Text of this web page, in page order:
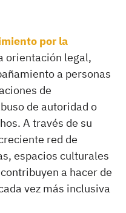
por la
orientación legal,
a personas
de
de autoridad o
A través de su
red de
espacios culturales
a hacer de
vez más inclusiva